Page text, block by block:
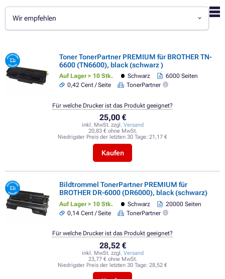
Wir empfehlen
Toner TonerPartner PREMIUM für BROTHER TN-
6600 (TN6600), black (schwarz )
Auf Lager > 10 Stk. Schwarz
6000 Seiten
0,42 Cent / Seite
TonerPartner
25,00 €
inkl. MwSt. zzgl. Versand
20,83 € ohne MwSt.
Niedrigster Preis der letzten 30 Tage: 21,17 €
Kaufen
Für welche Drucker ist das Produkt geeignet?
Bildtrommel TonerPartner PREMIUM für
BROTHER DR-6000 (DR6000), black (schwarz)
Auf Lager > 10 Stk. Schwarz
20000 Seiten
0,14 Cent / Seite
TonerPartner
28,52 €
inkl. MwSt. zzgl. Versand
23,77 € ohne MwSt.
Niedrigster Preis der letzten 30 Tage: 28,52 €
Für welche Drucker ist das Produkt geeignet?